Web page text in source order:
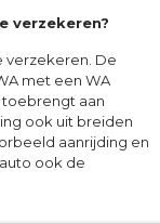
verzekeren?
verzekeren. De
met een WA
aan
ook uit breiden
aanrijding en
ook de